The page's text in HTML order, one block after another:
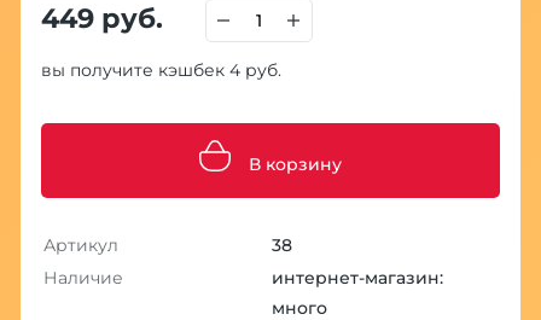
449 руб.
вы получите кэшбек 4 руб.
В корзину
Артикул
38
Наличие
интернет-магазин:
много